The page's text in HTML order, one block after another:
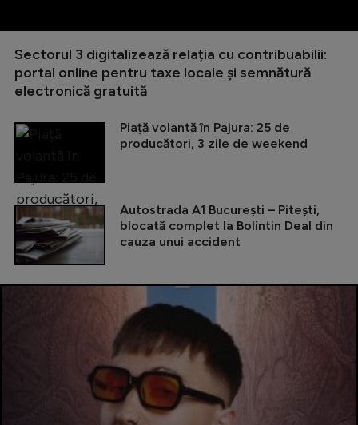
Sectorul 3 digitalizează relația cu contribuabilii:
portal online pentru taxe locale și semnătură
electronică gratuită
Piață volantă în Pajura: 25 de
producători, 3 zile de weekend
Autostrada A1 București – Pitești,
blocată complet la Bolintin Deal din
cauza unui accident